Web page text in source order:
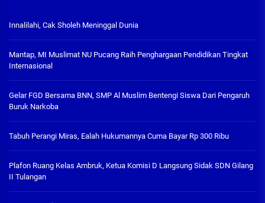
Innalilahi, Cak Sholeh Meninggal Dunia
Mantap, MI Muslimat NU Pucang Raih Penghargaan Pendidikan Tingkat
Internasional
Gelar FGD Bersama BNN, SMP Al Muslim Bentengi Siswa Dari Pengaruh
Buruk Narkoba
Tabuh Perangi Miras, Ealah Hukumannya Cuma Bayar Rp 300 Ribu
Plafon Ruang Kelas Ambruk, Ketua Komisi D Langsung Sidak SDN Gilang
II Tulangan